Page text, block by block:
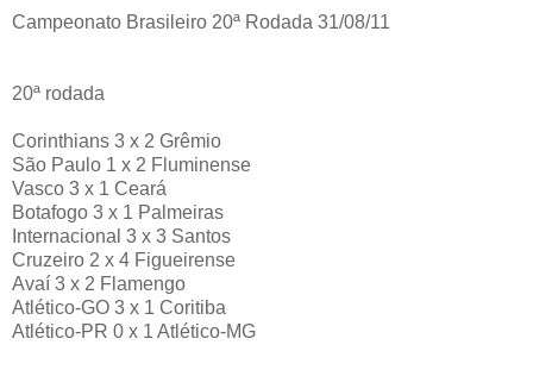
Campeonato Brasileiro 20ª Rodada 31/08/11
20ª rodada
Corinthians 3 x 2 Grêmio
São Paulo 1 x 2 Fluminense
Vasco 3 x 1 Ceará
Botafogo 3 x 1 Palmeiras
Internacional 3 x 3 Santos
Cruzeiro 2 x 4 Figueirense
Avaí 3 x 2 Flamengo
Atlético-GO 3 x 1 Coritiba
Atlético-PR 0 x 1 Atlético-MG